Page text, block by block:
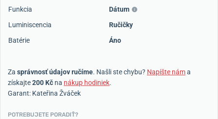
Funkcia
Dátum
Luminiscencia
Ručičky
Batérie
Áno
Za správnosť údajov ručíme. Našli ste chybu? Napíšte náma
získajte200 Kč na nákup hodiniek.
Garant: Kateřina Žváček
POTREBUJETE PORADIŤ?